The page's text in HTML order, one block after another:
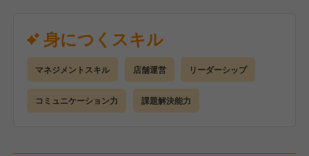
・向上心を持ち、課題解決に意欲的な方
・幅広い知識と経験を積みたい方
・将来独立を目指している方
身につくスキル
マネジメントスキル 店舗運営 リーダーシップ
コミュニケーション力 課題解決能力